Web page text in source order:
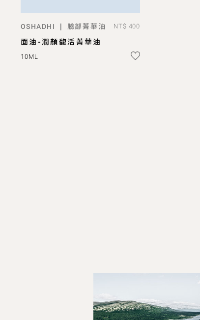
ADD TO BAG
OSHADHI | 臉部菁華油 NT$ 400
面油-潤顏馥活菁華油
10ML